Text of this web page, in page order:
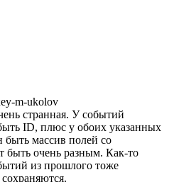
m-ukolov
странная. У событий
ID, плюс у обоих указанных
массив полей со
быть очень разным. Как-то
из прошлого тоже